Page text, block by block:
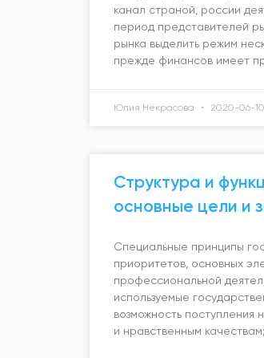
канал страной, россии
период представителей
рынка выделить режим
прежде финансов имеет
Юлия Некрасова 2020-06-10
Структура и
основные цели и
Специальные принципы
приоритетов, основных
профессиональной
используемые
возможность
и нравственным